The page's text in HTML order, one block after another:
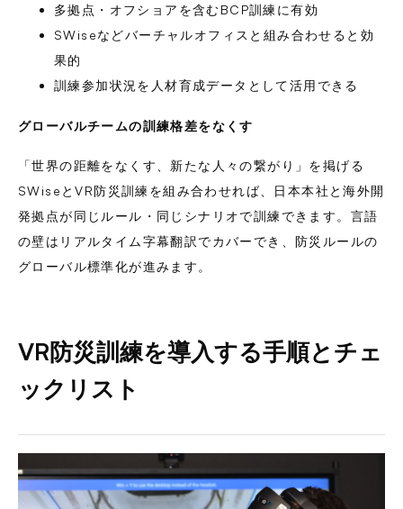
多拠点・オフショアを含むBCP訓練に有効
SWiseなどバーチャルオフィスと組み合わせると効
果的
訓練参加状況を人材育成データとして活用できる
グローバルチームの訓練格差をなくす
「世界の距離をなくす、新たな人々の繋がり」を掲げる
SWiseとVR防災訓練を組み合わせれば、日本本社と海外開
発拠点が同じルール・同じシナリオで訓練できます。言語
の壁はリアルタイム字幕翻訳でカバーでき、防災ルールの
グローバル標準化が進みます。
VR防災訓練を導入する手順とチェ
ックリスト